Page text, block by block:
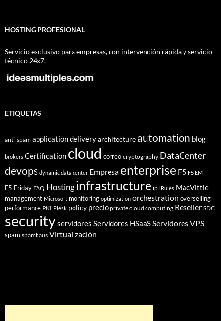
HOSTING PROFESIONAL
Servicio exclusivo para empresas, con intervención rápida y servicio
técnico 24x7.
ETIQUETAS
anti-spam application deliveryarchitecture automation blog
brokers Certification cloud correo cryptography DataCenter
devops dynamic data center Empresa enterprise F5 F5 EM
F5 Friday FAQ Hostinginfrastructure ip iRules MacVittie
management Microsoft monitoring optimization orchestration overselling
performance PKI Plesk policy precio private cloud computing Reseller SDC
securityservidores Servidores HSaaSServidores VPS
spam spamhaus Virtualización